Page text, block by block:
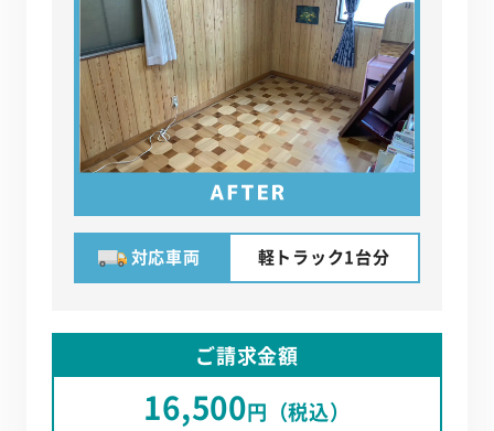
対応車両 軽トラック1台分
ご請求金額
16,500円（税込）